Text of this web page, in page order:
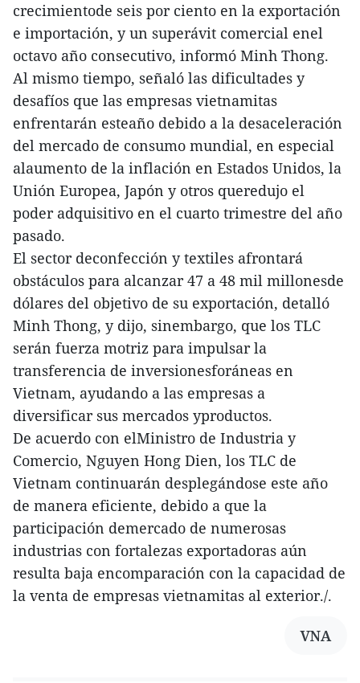
crecimientode seis por ciento en la exportación
e importación, y un superávit comercial enel
octavo año consecutivo, informó Minh Thong.
Al mismo tiempo, señaló las dificultades y
desafíos que las empresas vietnamitas
enfrentarán esteaño debido a la desaceleración
del mercado de consumo mundial, en especial
alaumento de la inflación en Estados Unidos, la
Unión Europea, Japón y otros queredujo el
poder adquisitivo en el cuarto trimestre del año
pasado.
El sector deconfección y textiles afrontará
obstáculos para alcanzar 47 a 48 mil millonesde
dólares del objetivo de su exportación, detalló
Minh Thong, y dijo, sinembargo, que los TLC
serán fuerza motriz para impulsar la
transferencia de inversionesforáneas en
Vietnam, ayudando a las empresas a
diversificar sus mercados yproductos.
De acuerdo con elMinistro de Industria y
Comercio, Nguyen Hong Dien, los TLC de
Vietnam continuarán desplegándose este año
de manera eficiente, debido a que la
participación demercado de numerosas
industrias con fortalezas exportadoras aún
resulta baja encomparación con la capacidad de
la venta de empresas vietnamitas al exterior./.
VNA